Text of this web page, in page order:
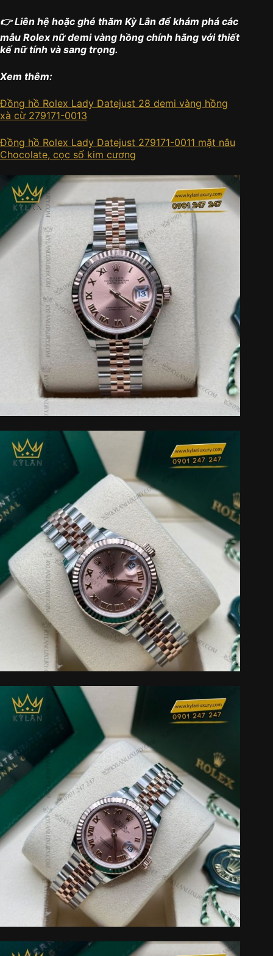
👉 Liên hệ hoặc ghé thăm Kỳ Lân để khám phá các
mẫu Rolex nữ demi vàng hồng chính hãng với thiết
kế nữ tính và sang trọng.
Xem thêm:
Đồng hồ Rolex Lady Datejust 28 demi vàng hồng
xà cừ 279171-0013
Đồng hồ Rolex Lady Datejust 279171-0011 mặt nâu
Chocolate, cọc số kim cương